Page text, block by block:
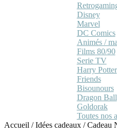
Disney
Marvel
DC Comics
Animés /
Films 80/90
Serie TV
Harry Potter
Friends
Bisounours
Dragon Ball
Goldorak
Toutes nos
Accueil /Idées cadeaux /Cadeau